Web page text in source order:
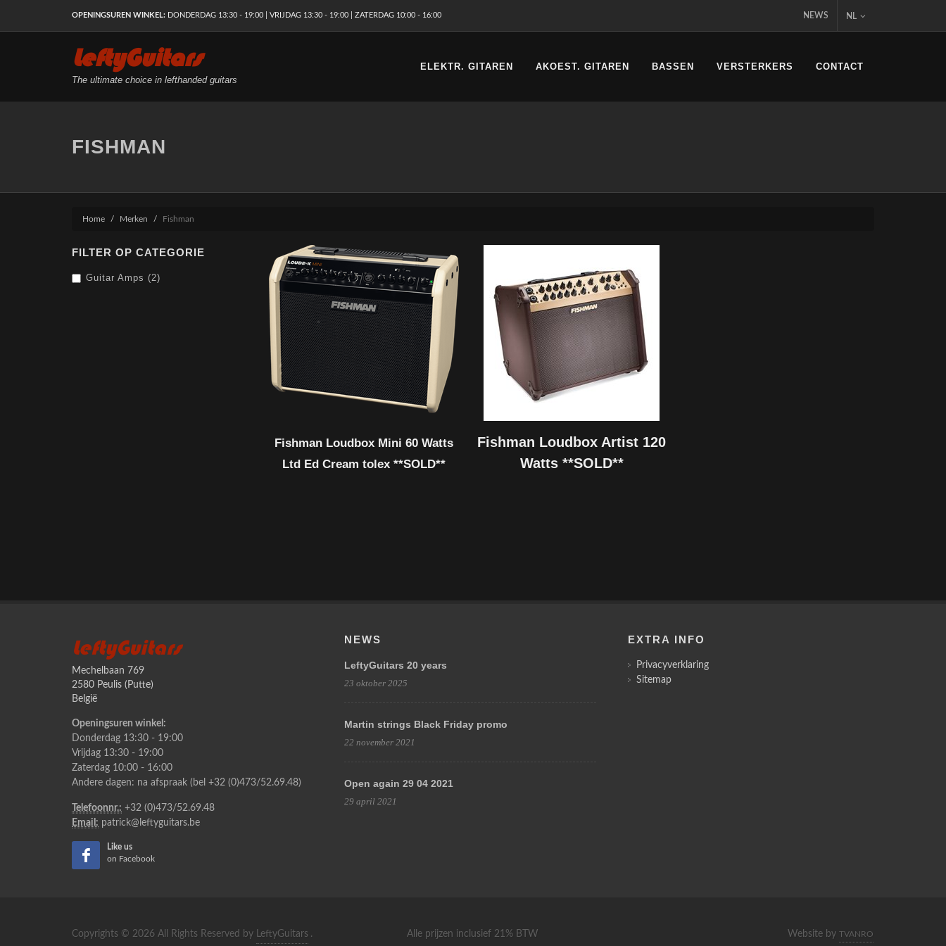
OPENINGSUREN WINKEL: DONDERDAG 13:30 - 19:00 | VRIJDAG 13:30 - 19:00 | ZATERDAG 10:00 - 16:00 NEWS NL
LeftyGuitars
The ultimate choice in lefthanded guitars
ELEKTR. GITAREN AKOEST. GITAREN BASSEN VERSTERKERS CONTACT
FISHMAN
Home Merken Fishman
Fishman Loudbox Mini 60 Watts
Ltd Ed Cream tolex **SOLD**
Fishman Loudbox Artist 120
Watts **SOLD**
FILTER OP CATEGORIE
Guitar Amps (2)
LeftyGuitars
Mechelbaan 769
2580 Peulis (Putte)
België
Openingsuren winkel:
Donderdag 13:30 - 19:00
Vrijdag 13:30 - 19:00
Zaterdag 10:00 - 16:00
Andere dagen: na afspraak (bel +32 (0)473/52.69.48)
Telefoonnr.: +32 (0)473/52.69.48
Email: patrick@leftyguitars.be
Like us
on Facebook
NEWS
LeftyGuitars 20 years
23 oktober 2025
Martin strings Black Friday promo
22 november 2021
Open again 29 04 2021
29 april 2021
EXTRA INFO
Privacyverklaring
Sitemap
Copyrights © 2026 All Rights Reserved by LeftyGuitars . Alle prijzen inclusief 21% BTW Website by TVANRO